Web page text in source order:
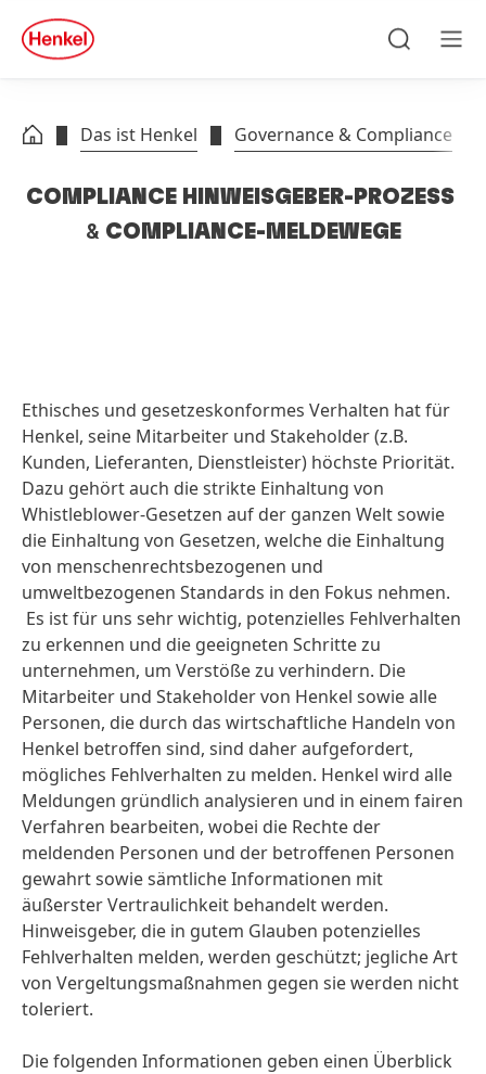
Zu Footer springen
quick
search
Das ist Henkel Governance & Compliance
COMPLIANCE HINWEISGEBER-PROZESS
& COMPLIANCE-MELDEWEGE
Ethisches und gesetzeskonformes Verhalten hat für
Henkel, seine Mitarbeiter und Stakeholder(z.B.
Kunden, Lieferanten, Dienstleister) höchste Priorität.
Dazu gehört auch die strikte Einhaltung von
Whistleblower-Gesetzen auf der ganzen Welt sowie
die Einhaltung von Gesetzen, welche die Einhaltung
von menschenrechtsbezogenen und
umweltbezogenen Standards in den Fokus nehmen.
Es ist für uns sehr wichtig, potenzielles Fehlverhalten
zu erkennen und die geeigneten Schritte zu
unternehmen, um Verstöße zu verhindern. Die
Mitarbeiter und Stakeholder von Henkel sowie alle
Personen, die durch das wirtschaftliche Handeln von
Henkel betroffen sind, sind daher aufgefordert,
mögliches Fehlverhalten zu melden. Henkel wird alle
Meldungen gründlich analysieren und in einem fairen
Verfahren bearbeiten, wobei die Rechte der
meldenden Personen und der betroffenen Personen
gewahrt sowie sämtliche Informationen mit
äußerster Vertraulichkeit behandelt werden.
Hinweisgeber, die in gutem Glauben potenzielles
Fehlverhalten melden, werden geschützt; jegliche Art
von Vergeltungsmaßnahmen gegen sie werden nicht
toleriert.
Die folgenden Informationen geben einen Überblick